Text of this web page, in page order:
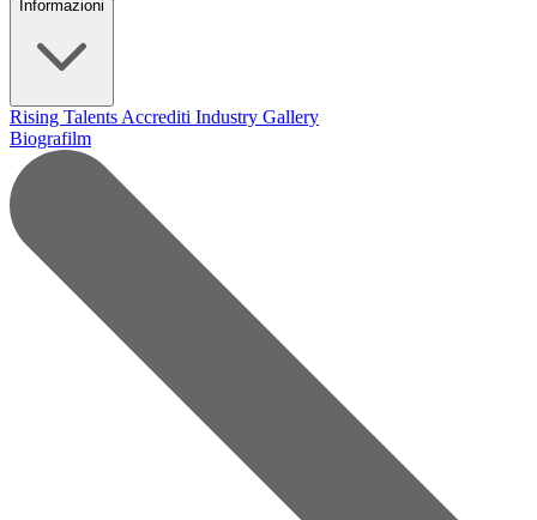
Informazioni
Rising Talents Accrediti Industry Gallery
Biografilm